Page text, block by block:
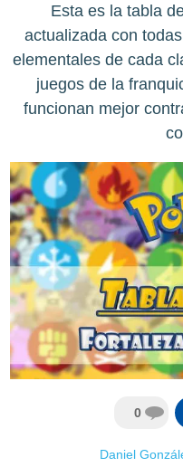
Esta es la tabla
actualizada con
elementales de cada
juegos de la
funcionan mejor
0
Daniel